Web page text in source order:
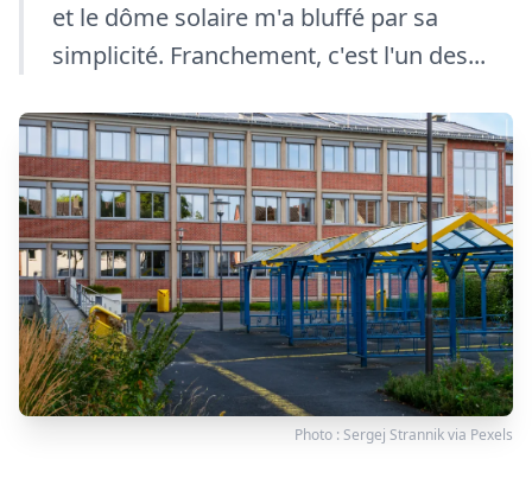
et le dôme solaire m'a bluffé par sa
simplicité. Franchement, c'est l'un des...
Photo :Sergej Strannikvia Pexels